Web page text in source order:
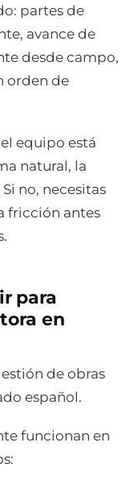
partes de
avance de
desde campo,
orden de
equipo está
natural, la
no, necesitas
fricción antes
para
en
de obras
español.
funcionan en